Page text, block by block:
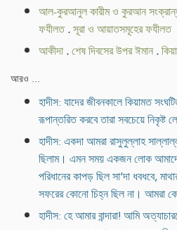
আল-কুরআনুল কারীম ও কুরআন সংক্রান্ত
ফযীলত.সূরা ও আয়াতসমূহের ফযীলত
আকীদা.শেষ দিবসের উপর ঈমান.
আরও ...
হাদীস: যাদের জীবনকালে কিয়ামত
রূপান্তরিত করবে তারা সবচেয়ে নিকৃষ্ট
হাদীস: একদা আমরা রাসুলুল্লাহ
ছিলাম। এমন সময় একজন লোক
পরিধানের কাপড় ছিল সা’দা ধবধবে,
সফরের কোনো চিহ্ন ছিল না। আমরা
হাদীস: হে আমার বান্দারা! আমি